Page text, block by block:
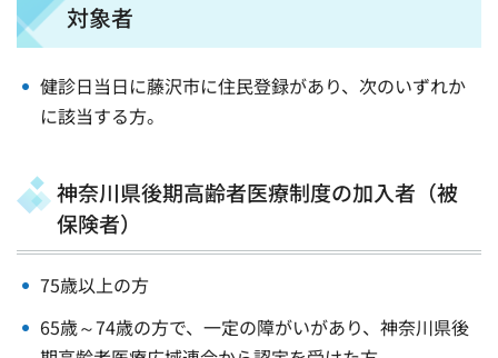
対象者
健診日当日に藤沢市に住民登録があり、次のいずれか
に該当する方。
神奈川県後期高齢者医療制度の加入者（被
保険者）
75歳以上の方
65歳～74歳の方で、一定の障がいがあり、神奈川県後